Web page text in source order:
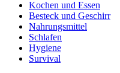
Kochen und Essen
Besteck und Geschirr
Nahrungsmittel
Schlafen
Hygiene
Survival